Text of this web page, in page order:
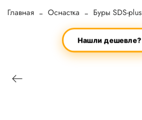
Главная Оснастка Буры SDS-plus
Нашли дешевле?